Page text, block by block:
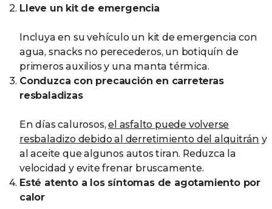
Lleve un kit de emergencia
Incluya en su vehículo un kit de emergencia con
agua, snacks no perecederos, un botiquín de
primeros auxilios y una manta térmica.
Conduzca con precaución en carreteras
resbaladizas
En días calurosos,el asfalto puede volverse
resbaladizo debido al derretimiento del alquitrán y
al aceite que algunos autos tiran. Reduzca la
velocidad y evite frenar bruscamente.
Esté atento a los síntomas de agotamiento por
calor